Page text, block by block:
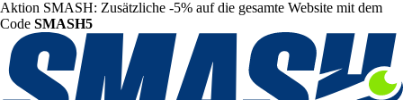
Aktion SMASH: Zusätzliche -5% auf die gesamte Website mit dem
Code SMASH5